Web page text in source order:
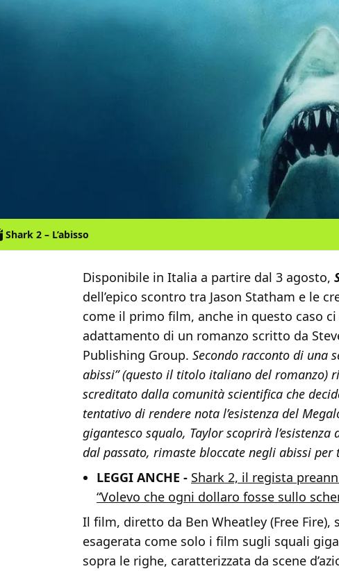
Shark 2 – L’abisso
Disponibile in Italia a partire dal 3 agosto,
dell’epico scontro tra Jason Statham e le
come il primo film, anche in questo caso
adattamento di un romanzo scritto da
Publishing Group. Secondo racconto di una
abissi” (questo il titolo italiano del romanzo)
screditato dalla comunità scientifica che
tentativo di rendere nota l’esistenza del
gigantesco squalo, Taylor scoprirà
dal passato, rimaste bloccate negli abissi per
LEGGI ANCHE - Shark 2, il regista
“Volevo che ogni dollaro fosse sullo
Il film, diretto da Ben Wheatley (Free Fire),
esagerata come solo i film sugli squali
sopra le righe, caratterizzata da scene